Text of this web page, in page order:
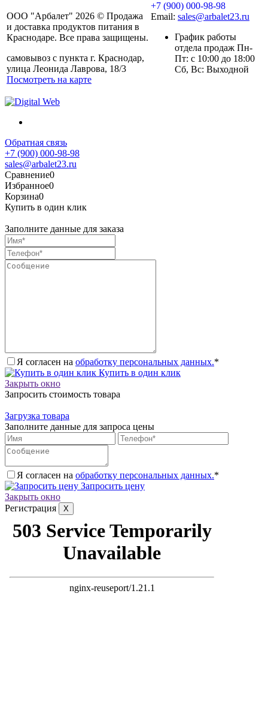
ООО "Арбалет" 2026 © Продажа
и доставка продуктов питания в
Краснодаре. Все права защищены.
самовывоз с пункта г. Краснодар,
улица Леонида Лаврова, 18/3
Посмотреть на карте
+7 (900) 000-98-98
Email: sales@arbalet23.ru
График работы
отдела продаж Пн-
Пт: с 10:00 до 18:00
Сб, Вс: Выходной
Обратная связь
+7 (900) 000-98-98
sales@arbalet23.ru
Сравнение0
Избранное0
Корзина0
Купить в один клик
Заполните данные для заказа
Я согласен на обработку персональных данных.*
Купить в один клик
Закрыть окно
Запросить стоимость товара
Загрузка товара
Заполните данные для запроса цены
Я согласен на обработку персональных данных.*
Запросить цену
Закрыть окно
Регистрация
X